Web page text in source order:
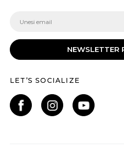
NEWSLETTER
LET’S SOCIALIZE